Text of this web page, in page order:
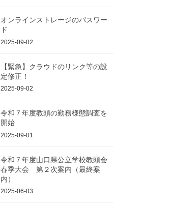
オンラインストレージのパスワー
ド
2025-09-02
【緊急】クラウドのリンク等の設
定修正！
2025-09-02
令和７年度教頭の勤務様態調査を
開始
2025-09-01
令和７年度山口県公立学校教頭会
春季大会 第２次案内（最終案
内）
2025-06-03